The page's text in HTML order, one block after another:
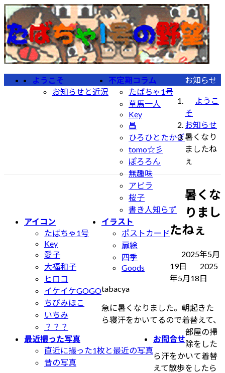
コ
ン
テ
ン
ツ
ナ
ビ
ゲ
ー
シ
ようこそ
お知らせと近況
不定期コラム
たばちゃ1号
草馬一人
Key
昌
ひろひとたかぎ
tomo☆彡
ぽろろん
無趣味
アピラ
桜子
書き人知らず
アイコン
たばちゃ1号
Key
愛子
大福和子
ヒロコ
イケイケGOGO
ちびみほこ
いちみ
？？？
イラスト
ポストカード
扉絵
四季
Goods
最近撮った写真
直近に撮った1枚と最近の写真
昔の写真
お問合せ
お知らせ
ようこ
そ
お知らせ
暑くなり
ましたね
ぇ
暑くな
りまし
たねぇ
2025年5月
19日
最
終
日
時
:
2025
年5月18日
tabacya
急に暑くなりました。朝起きた
ら寝汗をかいてるので着替えて、
部屋の掃
除をした
ら汗をかいて着替
えて散歩をしたら